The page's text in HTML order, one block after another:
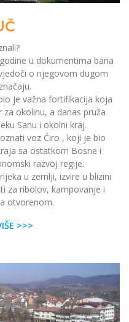
u dokumentima bana
o njegovom dugom
je važna fortifikacija koja
okolinu, a danas pruža
Sanu i okolni kraj.
voz Ćiro , koji je bio
sa ostatkom Bosne i
razvoj regije.
u zemlji, izvire u blizini
za ribolov, kampovanje i
otvorenom.
>>>